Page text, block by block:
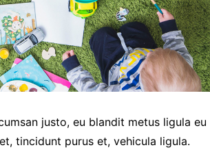
justo, eu blandit metus ligula eu
tincidunt purus et, vehicula ligula.